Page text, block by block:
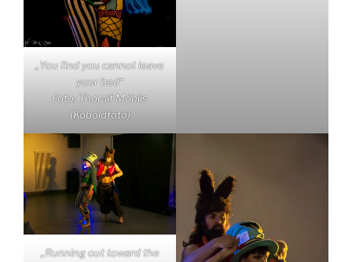
„You find you cannot leave
your bed“
Foto: Thoralf Möhlis
(Koboldfoto)
„Running out toward the